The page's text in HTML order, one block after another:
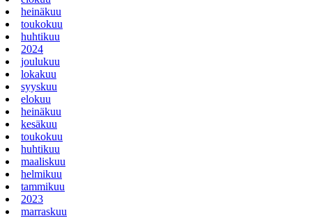
heinäkuu
toukokuu
huhtikuu
2024
joulukuu
lokakuu
syyskuu
elokuu
heinäkuu
kesäkuu
toukokuu
huhtikuu
maaliskuu
helmikuu
tammikuu
2023
marraskuu